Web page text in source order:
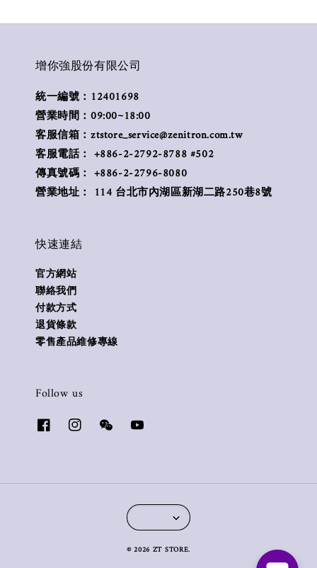
增你強股份有限公司
統一編號：12401698
營業時間：09:00~18:00
客服信箱：ztstore_service@zenitron.com.tw
客服電話： +886-2-2792-8788 #502
傳真號碼： +886-2-2796-8080
營業地址： 114 台北市內湖區新湖二路250巷8號
快速連結
官方網站
聯絡我們
付款方式
退貨條款
零售產品維修專線
Follow us
© 2026 ZT STORE.